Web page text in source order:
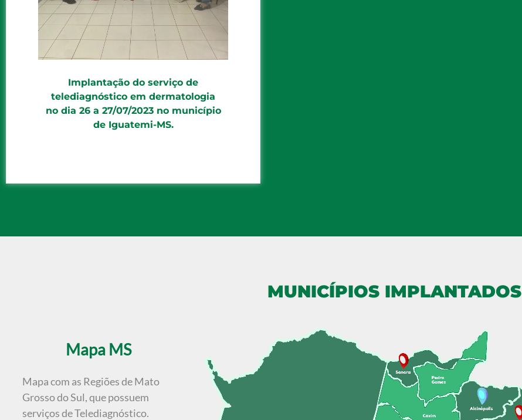
Implantação do serviço de
telediagnóstico em dermatologia
no dia 26 a 27/07/2023 no município
de Iguatemi-MS.
MUNICÍPIOS IMPLANTADOS
Mapa MS
Mapa com as Regiões de Mato
Grosso do Sul, que possuem
serviços de Telediagnóstico.